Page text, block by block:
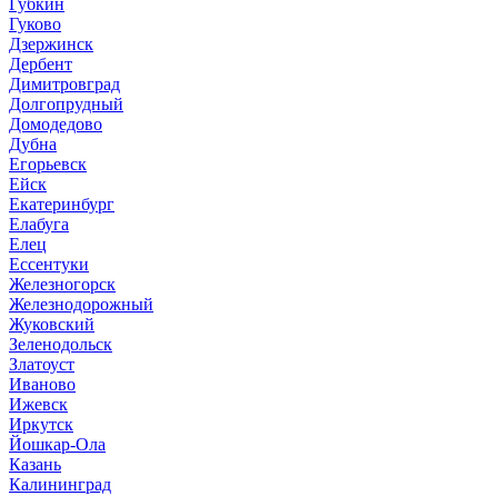
Гуково
Дзержинск
Дербент
Димитровград
Долгопрудный
Домодедово
Дубна
Егорьевск
Ейск
Екатеринбург
Елабуга
Елец
Ессентуки
Железногорск
Железнодорожный
Жуковский
Зеленодольск
Златоуст
Иваново
Ижевск
Иркутск
Йошкар-Ола
Казань
Калининград